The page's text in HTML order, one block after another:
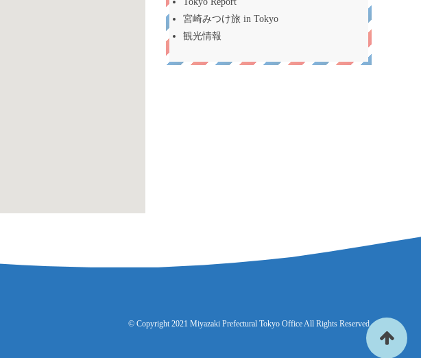
宮崎みつけ旅 in Tokyo
観光情報
© Copyright 2021 Miyazaki Prefectural Tokyo Office All Rights Reserved.